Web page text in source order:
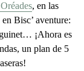
, en las
Bisc’ aventure:
¡Ahora es
un plan de 5